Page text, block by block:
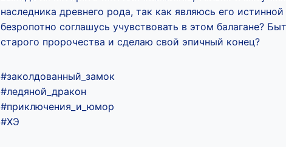
наследника древнего рода, так как являюсь его
безропотно соглашусь учувствовать в этом балагане?
старого пророчества и сделаю свой эпичный конец?
#заколдованный_замок
#ледяной_дракон
#приключения_и_юмор
#ХЭ